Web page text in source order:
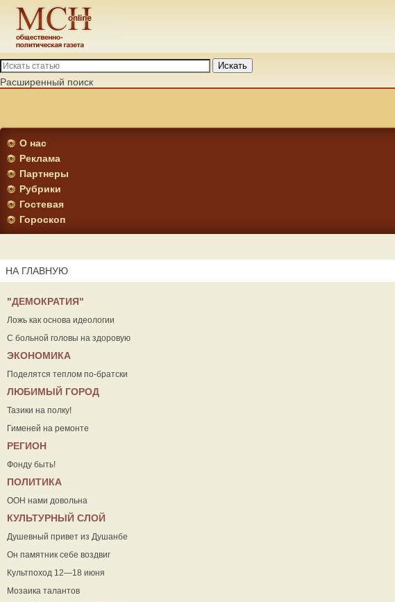
Искать
Расширенный поиск
О нас
Реклама
Партнеры
Рубрики
Гостевая
Гороскоп
НА ГЛАВНУЮ
"ДЕМОКРАТИЯ"
Ложь как основа идеологии
С больной головы на здоровую
ЭКОНОМИКА
Поделятся теплом по-братски
ЛЮБИМЫЙ ГОРОД
Тазики на полку!
Гименей на ремонте
РЕГИОН
Фонду быть!
ПОЛИТИКА
ООН нами довольна
КУЛЬТУРНЫЙ СЛОЙ
Душевный привет из Душанбе
Он памятник себе воздвиг
Культпоход 12—18 июня
Мозаика талантов